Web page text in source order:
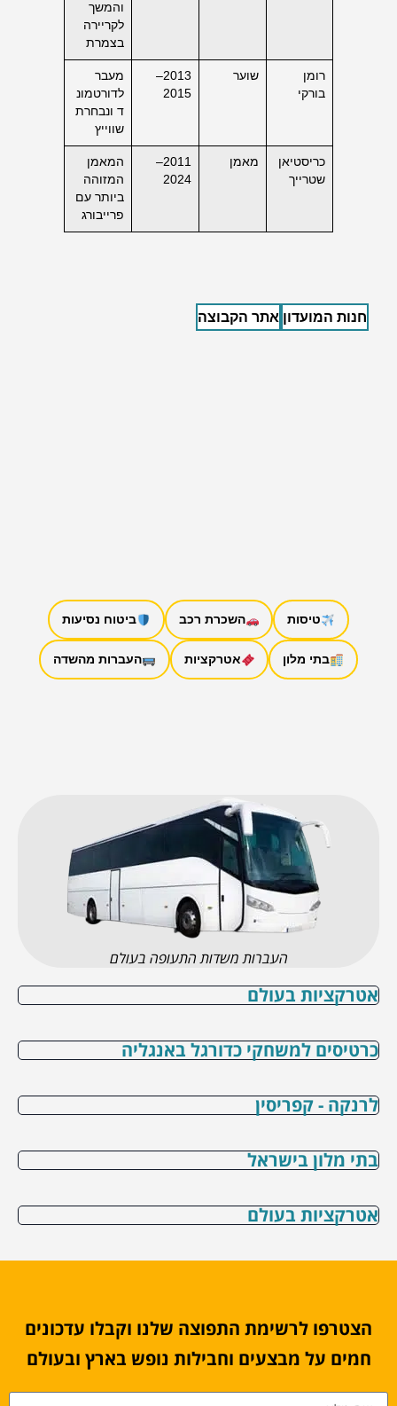
והמשך
לקריירה
בצמרת
רומן
בורקי
שוער
2013–
2015
מעבר
לדורטמונ
ד ונבחרת
שווייץ
כריסטיאן
שטרייך
מאמן
2011–
2024
המאמן
המזוהה
ביותר עם
פרייבורג
חנות המועדון אתר הקבוצה
טיסות השכרת רכב ביטוח נסיעות
בתי מלון אטרקציות העברות מהשדה
העברות משדות התעופה בעולם
אטרקציות בעולם
כרטיסים למשחקי כדורגל באנגליה
לרנקה - קפריסין
בתי מלון בישראל
אטרקציות בעולם
הצטרפו לרשימת התפוצה שלנו וקבלו עדכונים
חמים על מבצעים וחבילות נופש בארץ ובעולם